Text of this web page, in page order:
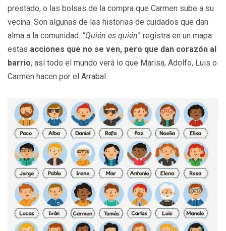
prestado, o las bolsas de la compra que Carmen sube a su
vecina. Son algunas de las historias de cuidados que dan
alma a la comunidad. “Quién es quién” registra en un mapa
estas acciones que no se ven, pero que dan corazón al
barrio, así todo el mundo verá lo que Marisa, Adolfo, Luis o
Carmen hacen por el Arrabal.